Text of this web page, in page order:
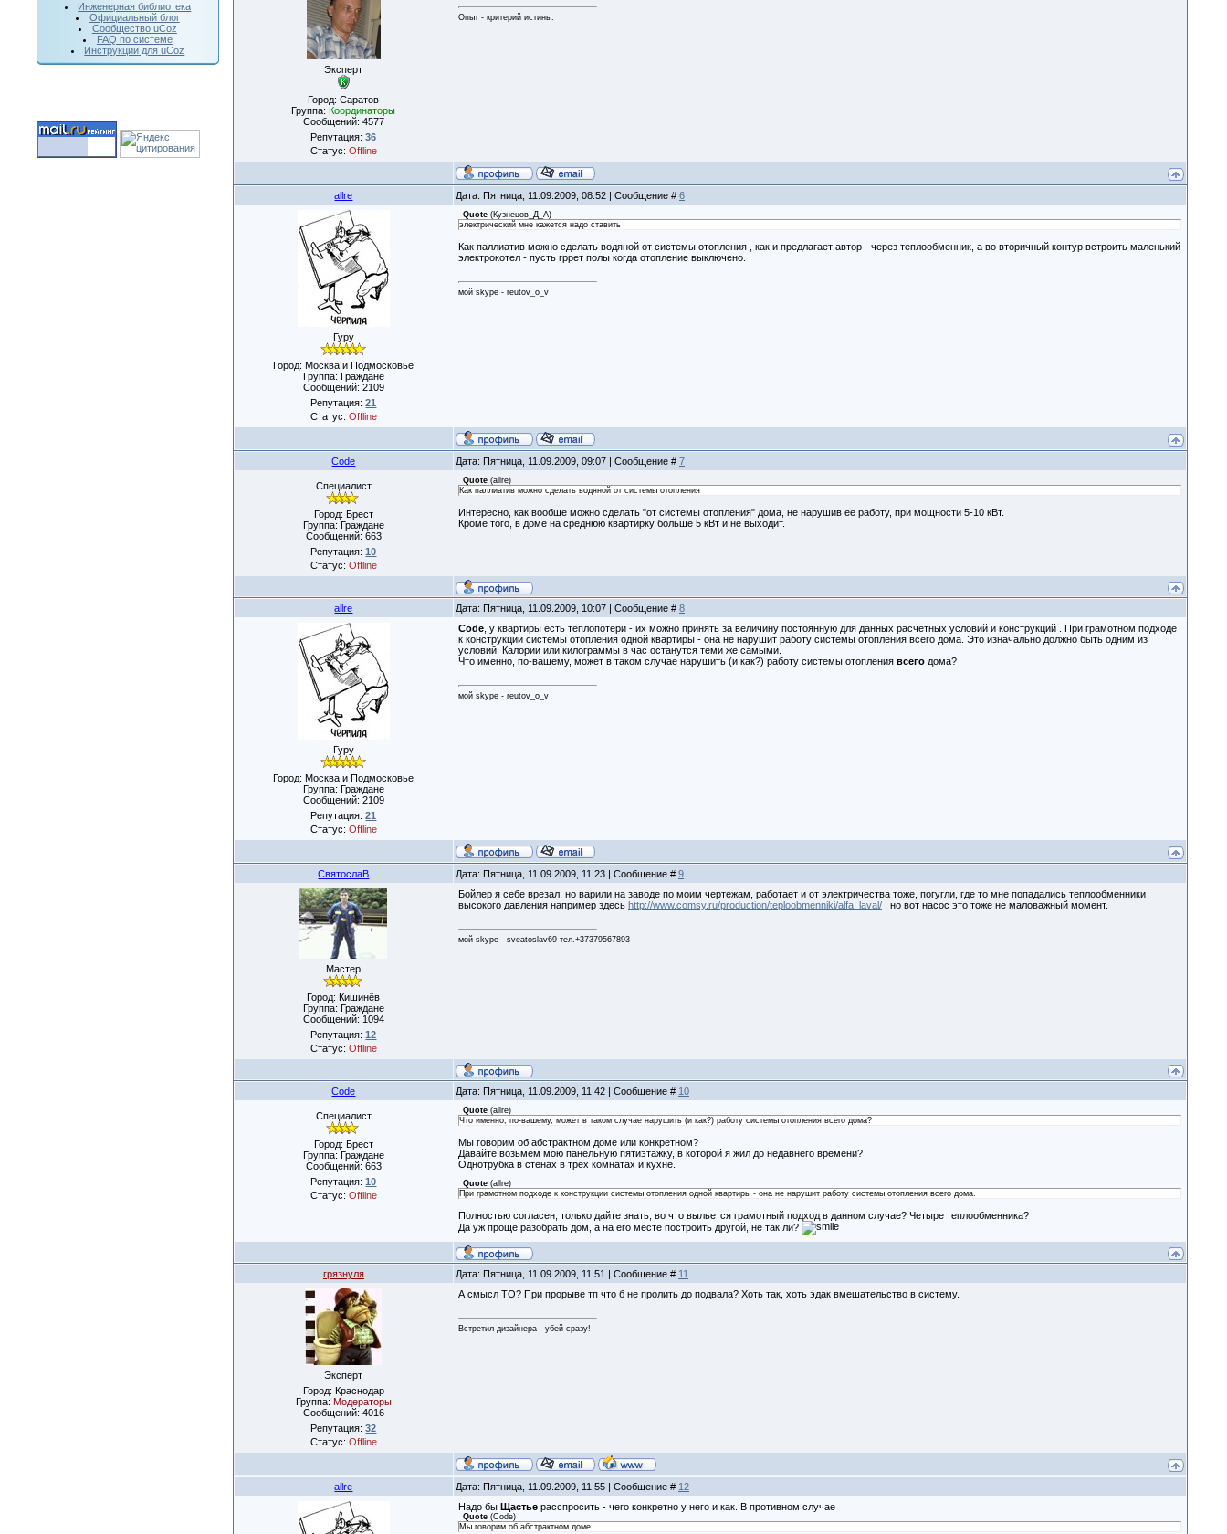
Инженерная библиотека
Официальный блог
Сообщество uCoz
FAQ по системе
Инструкции для uCoz
Эксперт
Город: Саратов
Группа:Координаторы
Сообщений: 4577
Репутация:36
Статус: Offline
Опыт - критерий истины.
allre Дата: Пятница, 11.09.2009, 08:52 | Сообщение # 6
Гуру
Город: Москва и Подмосковье
Группа: Граждане
Сообщений: 2109
Репутация:21
Статус: Offline
Quote(Кузнецов_Д_А)
электрический мне кажется надо ставить
Как паллиатив можно сделать водяной от системы отопления , как и предлагает автор - через теплообменник, а во вторичный контур встроить маленький
электрокотел - пусть гррет полы когда отопление выключено.
мой skype - reutov_o_v
Code Дата: Пятница, 11.09.2009, 09:07 | Сообщение # 7
Специалист
Город: Брест
Группа: Граждане
Сообщений: 663
Репутация:10
Статус: Offline
Quote(allre)
Как паллиатив можно сделать водяной от системы отопления
Интересно, как вообще можно сделать "от системы отопления" дома, не нарушив ее работу, при мощности 5-10 кВт.
Кроме того, в доме на среднюю квартирку больше 5 кВт и не выходит.
allre Дата: Пятница, 11.09.2009, 10:07 | Сообщение # 8
Гуру
Город: Москва и Подмосковье
Группа: Граждане
Сообщений: 2109
Репутация:21
Статус: Offline
Code, у квартиры есть теплопотери - их можно принять за величину постоянную для данных расчетных условий и конструкций . При грамотном подходе
к конструкции системы отопления одной квартиры - она не нарушит работу системы отопления всего дома. Это изначально должно быть одним из
условий. Калории или килограммы в час останутся теми же самыми.
Что именно, по-вашему, может в таком случае нарушить (и как?) работу системы отоплениявсегодома?
мой skype - reutov_o_v
СвятослаВ Дата: Пятница, 11.09.2009, 11:23 | Сообщение # 9
Мастер
Город: Кишинёв
Группа: Граждане
Сообщений: 1094
Репутация:12
Статус: Offline
Бойлер я себе врезал, но варили на заводе по моим чертежам, работает и от электричества тоже, погугли, где то мне попадались теплообменники
высокого давления например здесь http://www.comsy.ru/production/teploobmenniki/alfa_laval/, но вот насос это тоже не маловажный момент.
мой skype - sveatoslav69 тел.+37379567893
Code Дата: Пятница, 11.09.2009, 11:42 | Сообщение # 10
Специалист
Город: Брест
Группа: Граждане
Сообщений: 663
Репутация:10
Статус: Offline
Quote(allre)
Что именно, по-вашему, может в таком случае нарушить (и как?) работу системы отопления всего дома?
Мы говорим об абстрактном доме или конкретном?
Давайте возьмем мою панельную пятиэтажку, в которой я жил до недавнего времени?
Однотрубка в стенах в трех комнатах и кухне.
Quote(allre)
При грамотном подходе к конструкции системы отопления одной квартиры - она не нарушит работу системы отопления всего дома.
Полностью согласен, только дайте знать, во что выльется грамотный подход в данном случае? Четыре теплообменника?
Да уж проще разобрать дом, а на его месте построить другой, не так ли?
грязнуля Дата: Пятница, 11.09.2009, 11:51 | Сообщение # 11
Эксперт
Город: Краснодар
Группа: Модераторы
Сообщений: 4016
Репутация:32
Статус: Offline
А смысл ТО? При прорыве тп что б не пролить до подвала? Хоть так, хоть эдак вмешательство в систему.
Встретил дизайнера - убей сразу!
allre Дата: Пятница, 11.09.2009, 11:55 | Сообщение # 12
Надо бы Щастьерасспросить - чего конкретно у него и как. В противном случае
Quote(Code)
Мы говорим об абстрактном доме